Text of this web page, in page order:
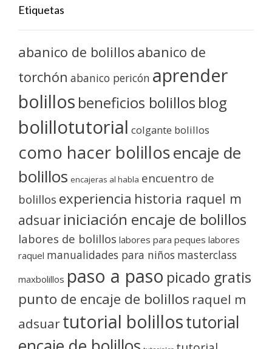
Etiquetas
abanico de bolillos abanico de
torchón abanico pericón aprender
bolillos beneficios bolillos blog
bolillotutorial colgante bolillos
como hacer bolillosencaje de
bolillos encajeras al habla encuentro de
bolillos experiencia historia raquel m
adsuar iniciación encaje de bolillos
labores de bolillos labores para peques labores
raquel manualidades para niños masterclass
maxbolillos paso a paso picado gratis
punto de encaje de bolillos raquel m
adsuartutorial bolillostutorial